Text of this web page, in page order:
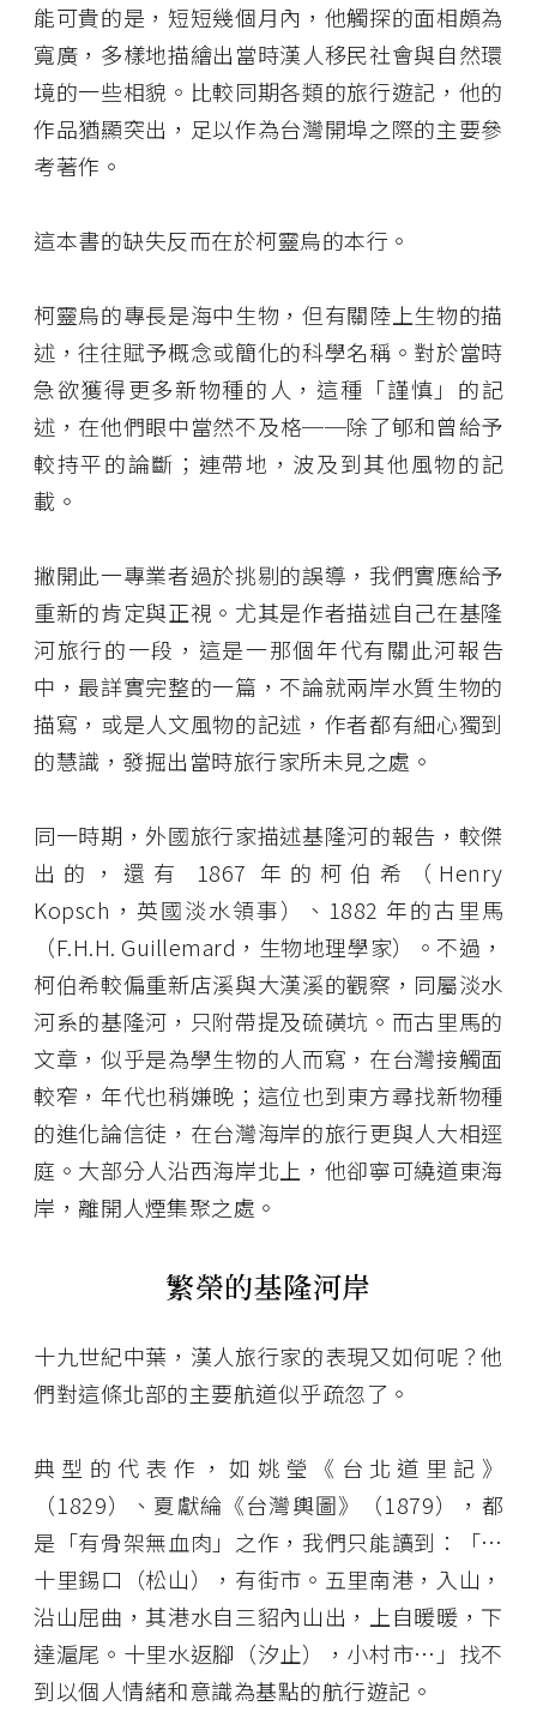
能可貴的是，短短幾個月內，他觸探的面相頗為
寬廣，多樣地描繪出當時漢人移民社會與自然環
境的一些相貌。比較同期各類的旅行遊記，他的
作品猶顯突出，足以作為台灣開埠之際的主要參
考著作。
這本書的缺失反而在於柯靈烏的本行。
柯靈烏的專長是海中生物，但有關陸上生物的描
述，往往賦予概念或簡化的科學名稱。對於當時
急欲獲得更多新物種的人，這種「謹慎」的記
述，在他們眼中當然不及格──除了郇和曾給予
較持平的論斷；連帶地，波及到其他風物的記
載。
撇開此一專業者過於挑剔的誤導，我們實應給予
重新的肯定與正視。尤其是作者描述自己在基隆
河旅行的一段，這是一那個年代有關此河報告
中，最詳實完整的一篇，不論就兩岸水質生物的
描寫，或是人文風物的記述，作者都有細心獨到
的慧識，發掘出當時旅行家所未見之處。
同一時期，外國旅行家描述基隆河的報告，較傑
出的，還有 1867 年的柯伯希（Henry
Kopsch，英國淡水領事）、1882 年的古里馬
（F.H.H. Guillemard，生物地理學家）。不過，
柯伯希較偏重新店溪與大漢溪的觀察，同屬淡水
河系的基隆河，只附帶提及硫磺坑。而古里馬的
文章，似乎是為學生物的人而寫，在台灣接觸面
較窄，年代也稍嫌晚；這位也到東方尋找新物種
的進化論信徒，在台灣海岸的旅行更與人大相逕
庭。大部分人沿西海岸北上，他卻寧可繞道東海
岸，離開人煙集聚之處。
繁榮的基隆河岸
十九世紀中葉，漢人旅行家的表現又如何呢？他
們對這條北部的主要航道似乎疏忽了。
典型的代表作，如姚瑩《台北道里記》
（1829）、夏獻綸《台灣輿圖》（1879），都
是「有骨架無血肉」之作，我們只能讀到：「…
十里錫口（松山），有街市。五里南港，入山，
沿山屈曲，其港水自三貂內山出，上自暖暖，下
達滬尾。十里水返腳（汐止），小村市…」找不
到以個人情緒和意識為基點的航行遊記。